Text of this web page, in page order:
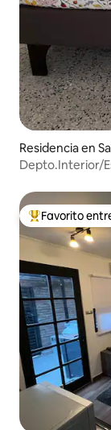
Residencia en
Depto.Interior/
De los mejores
Favorito